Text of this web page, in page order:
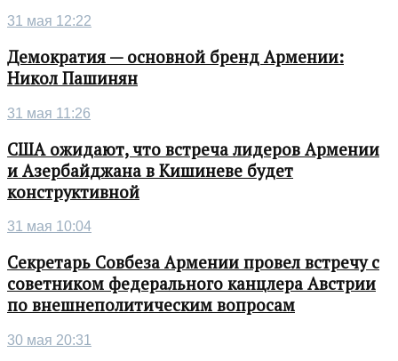
31 мая 12:22
Демократия — основной бренд Армении:
Никол Пашинян
31 мая 11:26
США ожидают, что встреча лидеров Армении
и Азербайджана в Кишиневе будет
конструктивной
31 мая 10:04
Секретарь Совбеза Армении провел встречу с
советником федерального канцлера Австрии
по внешнеполитическим вопросам
30 мая 20:31